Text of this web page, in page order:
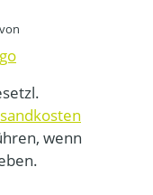
wenn